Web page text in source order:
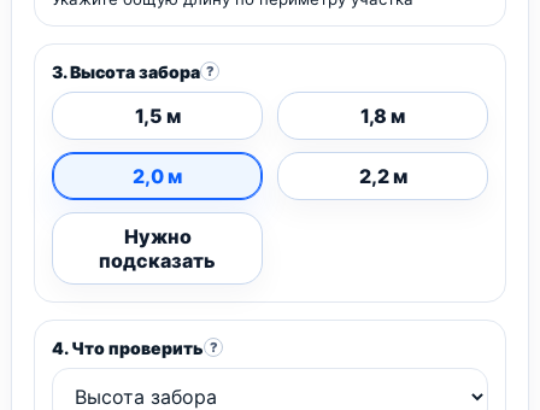
3. Высота забора ?
1,5 м 1,8 м
2,0 м 2,2 м
Нужно
подсказать
4. Что проверить ?